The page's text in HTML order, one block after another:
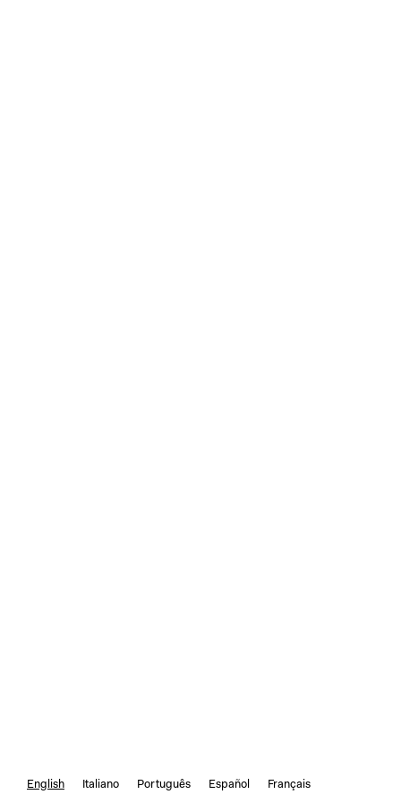
English Italiano Português Español Français